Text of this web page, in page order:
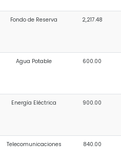
Fondo de Reserva 2,217.48
Agua Potable 600.00
Energía Eléctrica 900.00
Telecomunicaciones 840.00